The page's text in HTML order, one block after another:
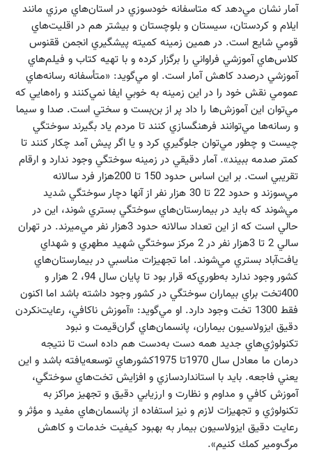
آمار نشان مي‌دهد كه متاسفانه خودسوزي در استان‌هاي مرزي مانند
ايلام و كردستان، سيستان و بلوچستان و بيشتر هم در اقليت‌هاي
قومي شايع است. در همين زمينه كميته پيشگيري انجمن ققنوس
كلاس‌هاي آموزشي فراواني را برگزار كرده و با تهيه كتاب و فيلم‌هاي
آموزشي درصدد كاهش آمار است. او مي‌گويد: «متأسفانه رسانه‌هاي
عمومي نقش خود را در اين زمينه به خوبي ايفا نمي‌كنند و راه‌هايي كه
مي‌توان اين آموزش‌ها را داد پر از بن‌بست و سختي است. صدا و سيما
و رسانه‌ها مي‌توانند فرهنگسازي‌ كنند تا مردم ياد بگيرند سوختگي
چيست و چطور مي‌توان جلوگيري كرد و يا اگر پيش آمد چكار كنند تا
كمتر صدمه ببيند». آمار دقيقي در زمينه سوختگي وجود ندارد و ارقام
تقريبي است. بر اين اساس حدود 150 تا 200هزار فرد سالانه
مي‌سوزند و حدود 22 تا 30 هزار نفر از آنها دچار سوختگي شديد
مي‌شوند كه بايد در بيمارستان‌هاي سوختگي بستري شوند، اين در
حالي است كه از اين تعداد سالانه حدود 3هزار نفر مي‌ميرند. در تهران
سالي 2 تا 3هزار نفر در 2 مركز سوختگي شهيد مطهري و شهداي
يافت‌آباد بستري مي‌شوند. اما تجهيزات مناسبي در بيمارستان‌هاي
كشور وجود ندارد به‌طوري‌كه قرار بود تا پايان سال 94، 2 هزار و
400تخت براي بيماران سوختگي در كشور وجود داشته باشد اما اكنون
فقط 1300 تخت وجود دارد. او مي‌گويد: «آموزش ناكافي، رعايت‌نكردن
دقيق ايزولاسيون بيماران، پانسمان‌هاي گران‌قيمت و نبود
تكنولوژي‌هاي جديد همه دست به‌دست هم داده است تا نتيجه
درمان ما معادل سال 1970تا 1975كشورهاي توسعه‌يافته باشد و اين
يعني فاجعه. بايد با استانداردسازي و افزايش تخت‌هاي سوختگي،
آموزش كافي و مداوم و نظارت و ارزيابي دقيق و تجهيز مراكز به
تكنولوژي و تجهيزات لازم و نيز استفاده از پانسمان‌هاي مفيد و مؤثر و
رعايت دقيق ايزولاسيون بيمار به بهبود كيفيت خدمات و كاهش
مرگ‌ومير كمك كنيم».